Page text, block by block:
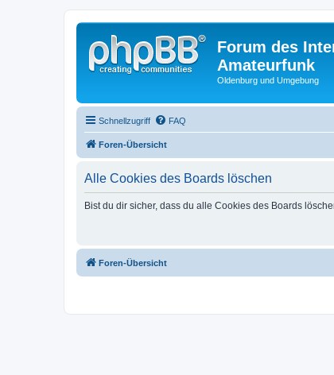
Forum des
Amateurfunk
Oldenburg und Umgebung
Schnellzugriff FAQ
Foren-Übersicht
Alle Cookies des Boards löschen
Bist du dir sicher, dass du alle Cookies des Boards
Foren-Übersicht